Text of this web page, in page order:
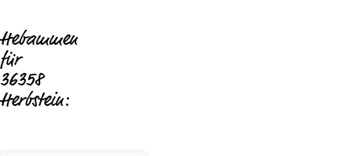
Hebammen
für
36358
Herbstein: